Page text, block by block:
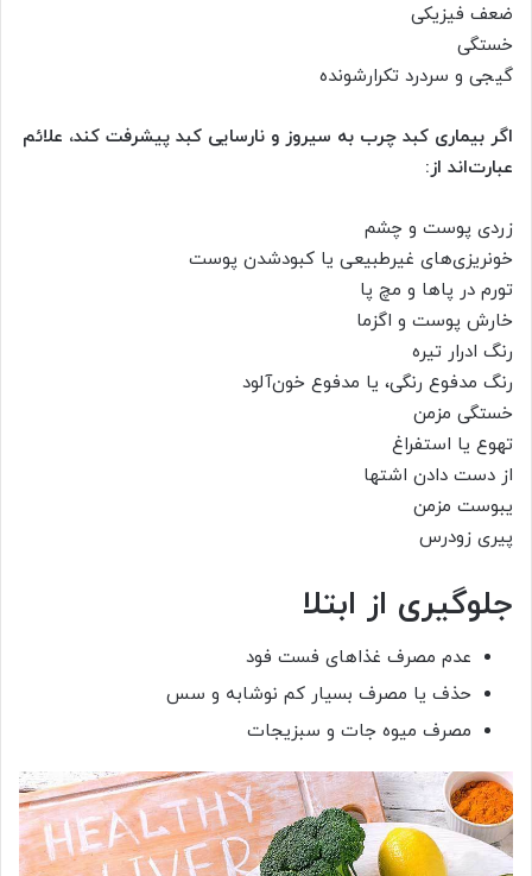
ضعف فیزیکی
خستگی
گیجی و سردرد تکرارشونده
اگر بیماری کبد چرب به سیروز و نارسایی کبد پیشرفت کند، علائم
عبارت‌اند از:
زردی پوست و چشم
خونریزی‌های غیرطبیعی یا کبودشدن پوست
تورم در پا‌ها و مچ پا
خارش پوست و اگزما
رنگ ادرار تیره
رنگ مدفوع رنگی، یا مدفوع خون‌آلود
خستگی مزمن
تهوع یا استفراغ
از دست دادن اشتها
یبوست مزمن
پیری زودرس
جلوگیری از ابتلا
عدم مصرف غذاهای فست فود
حذف یا مصرف بسیار کم نوشابه و سس
مصرف میوه جات و سبزیجات